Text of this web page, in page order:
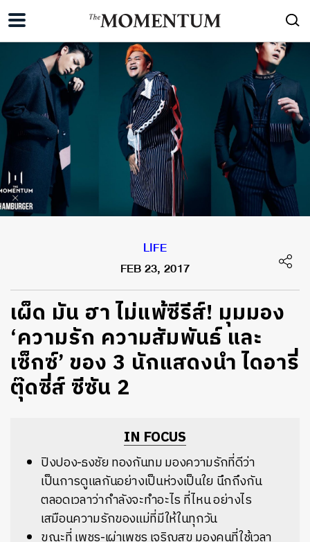
LIFE
FEB 23, 2017
เผ็ด มัน ฮา ไม่แพ้ซีรีส์! มุมมอง
‘ความรัก ความสัมพันธ์ และ
เซ็กซ์’ ของ 3 นักแสดงนำ ไดอารี่
ตุ๊ดซี่ส์ ซีซัน 2
IN FOCUS
ปิงปอง-ธงชัย ทองกันทม มองความรักที่ดีว่า
เป็นการดูแลกันอย่างเป็นห่วงเป็นใย นึกถึงกัน
ตลอดเวลาว่ากำลังจะทำอะไร ที่ไหน อย่างไร
เสมือนความรักของแม่ที่มีให้ในทุกวัน
ขณะที่ เพชร-เผ่าเพชร เจริญสุข มองคนที่ใช้เวลา